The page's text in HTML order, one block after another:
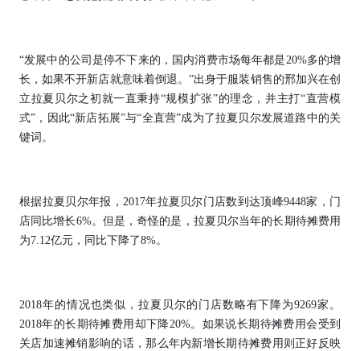
“发展中的公司是停不下来的，国内消费市场每年都是20%多的增
长，如果不开新店就意味着倒退。”出身于服装销售的邢加兴在创
立拉夏贝尔之初就一直秉持“规模扩张”的理念，并主打“直营模
式”，因此“新店拓展”与“全直营”成为了拉夏贝尔发展道路中的关
键词。
根据拉夏贝尔年报，2017年拉夏贝尔门店数到达顶峰9448家，门
店同比增长6%。但是，奇怪的是，拉夏贝尔当年的长期待摊费用
为7.12亿元，同比下降了8%。
2018年的情况也类似，拉夏贝尔的门店数略有下降为9269家。
2018年的长期待摊费用却下降20%。如果说长期待摊费用会受到
关店加速摊销影响的话，那么年内新增长期待摊费用则正好反映